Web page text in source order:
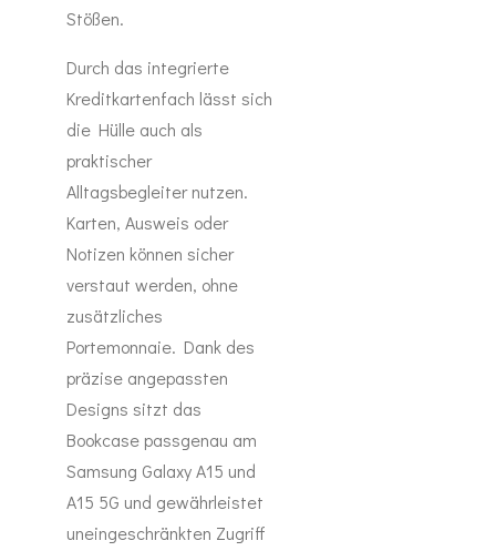
Stößen.
Durch das integrierte
Kreditkartenfach lässt sich
die Hülle auch als
praktischer
Alltagsbegleiter nutzen.
Karten, Ausweis oder
Notizen können sicher
verstaut werden, ohne
zusätzliches
Portemonnaie. Dank des
präzise angepassten
Designs sitzt das
Bookcase passgenau am
Samsung Galaxy A15 und
A15 5G und gewährleistet
uneingeschränkten Zugriff